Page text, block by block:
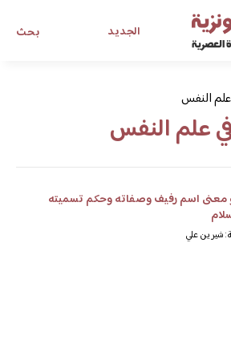
بحث الجديد
للفتاة العصرية
عن أي موضوع يهمك
النفس
علم النفس
معنى اسم رفيف وصفاته وحكم تسميته
شيرين علي